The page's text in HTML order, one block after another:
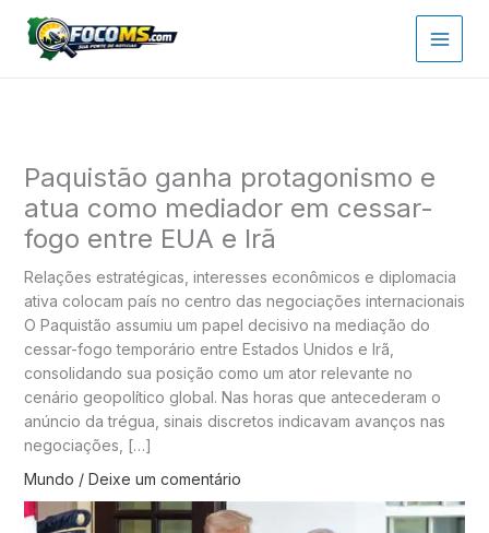
para
Paquistão ganha protagonismo e
atua como mediador em cessar-
fogo entre EUA e Irã
Relações estratégicas, interesses econômicos e diplomacia
ativa colocam país no centro das negociações internacionais
O Paquistão assumiu um papel decisivo na mediação do
cessar-fogo temporário entre Estados Unidos e Irã,
consolidando sua posição como um ator relevante no
cenário geopolítico global. Nas horas que antecederam o
anúncio da trégua, sinais discretos indicavam avanços nas
negociações, […]
Mundo / Deixe um comentário